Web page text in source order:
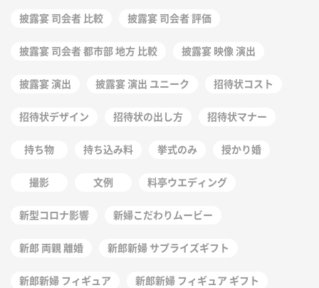
披露宴 司会者 比較 披露宴 司会者 評価
披露宴 司会者 都市部 地方 比較 披露宴 映像 演出
披露宴 演出 披露宴 演出 ユニーク 招待状コスト
招待状デザイン 招待状の出し方 招待状マナー
持ち物 持ち込み料 挙式のみ 授かり婚
撮影 文例 料亭ウエディング
新型コロナ影響 新婦こだわりムービー
新郎 両親 離婚 新郎新婦 サプライズギフト
新郎新婦 フィギュア 新郎新婦 フィギュア ギフト